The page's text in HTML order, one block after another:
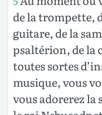
de la trompette,
guitare, de la
psaltérion, de la
toutes sortes
musique, vous
vous adorerez la